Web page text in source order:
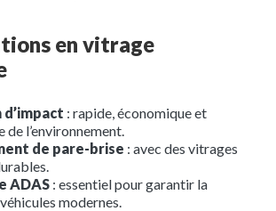
en vitrage
: rapide, économique et
de l’environnement.
de pare-brise : avec des vitrages
ADAS : essentiel pour garantir la
modernes.